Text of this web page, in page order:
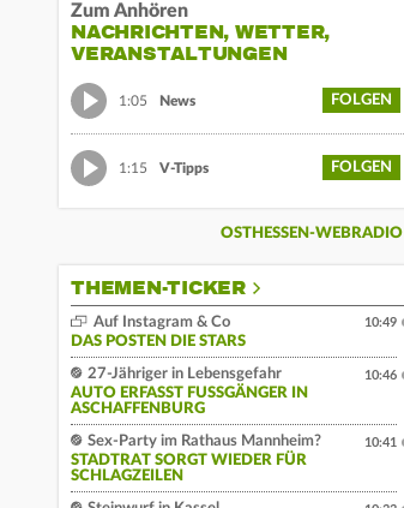
Zum Anhören
NACHRICHTEN, WETTER,
VERANSTALTUNGEN
1:05 News FOLGEN
1:15 V-Tipps FOLGEN
OSTHESSEN-WEBRADIO
THEMEN-TICKER
Auf Instagram & Co
DAS POSTEN DIE STARS
10:49
27-Jähriger in Lebensgefahr
AUTO ERFASST FUSSGÄNGER IN A
SCHAFFENBURG
10:46
Sex-Party im Rathaus Mannheim?
STADTRAT SORGT WIEDER FÜR
SCHLAGZEILEN
10:41